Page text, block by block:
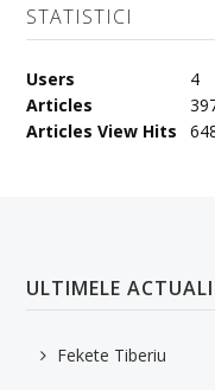
STATISTICI
Users
4
Articles
Articles View Hits
ULTIMELE
Fekete Tiberiu